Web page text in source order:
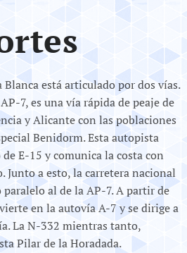
está articulado por dos vías.
7, es una vía rápida de peaje de
y Alicante con las poblaciones
Benidorm. Esta autopista
E-15 y comunica la costa con
Junto a esto, la carretera nacional
al de la AP-7. A partir de
en la autovía A-7 y se dirige a
La N-332 mientras tanto,
Pilar de la Horadada.